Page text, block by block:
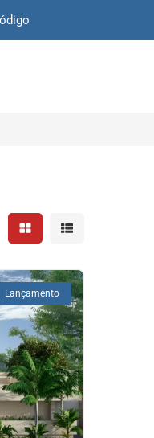
Mostrar resultados em
Mostrar
Lançamento